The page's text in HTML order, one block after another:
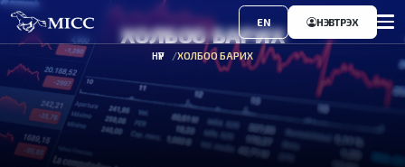
EN НЭВТРЭХ
ХОЛБОО БАРИХ
НҮҮР ХОЛБОО БАРИХ